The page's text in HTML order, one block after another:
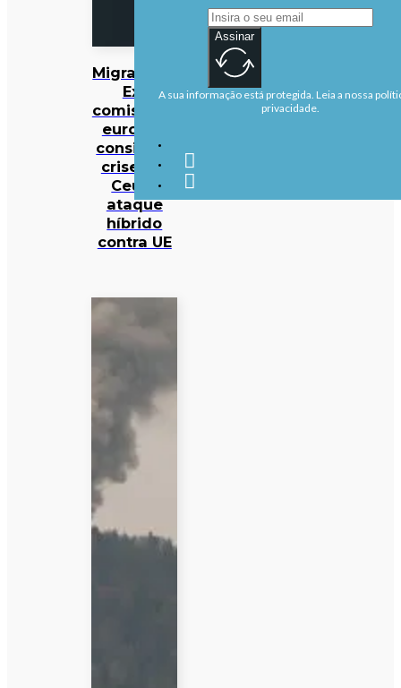
Migrações:
Ex-
comissário
europeu
considera
crise em
Ceuta
ataque
híbrido
contra UE
Assinar
A sua informação está protegida. Leia a nossa
privacidade.